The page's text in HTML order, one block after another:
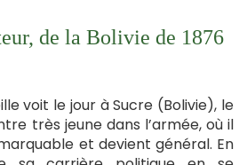
de la Bolivie de 1876
voit le jour à Sucre (Bolivie), le
très jeune dans l’armée, où il
et devient général. En